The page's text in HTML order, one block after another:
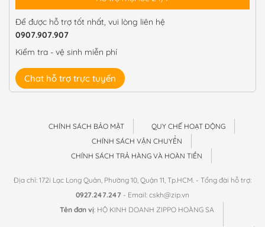
Để được hỗ trợ tốt nhất, vui lòng liên hệ
0907.907.907
Kiểm tra - vệ sinh miễn phí
Chat hỗ trợ trực tuyến
CHÍNH SÁCH BẢO MẬT
QUY CHẾ HOẠT ĐỘNG
CHÍNH SÁCH VẬN CHUYỂN
CHÍNH SÁCH TRẢ HÀNG VÀ HOÀN TIỀN
Địa chỉ: 172i Lạc Long Quân, Phường 10, Quận 11, Tp.HCM. - Tổng đài hỗ trợ:
0927.247.247 - Email: cskh@zip.vn
Tên đơn vị: HỘ KINH DOANH ZIPPO HOÀNG SA